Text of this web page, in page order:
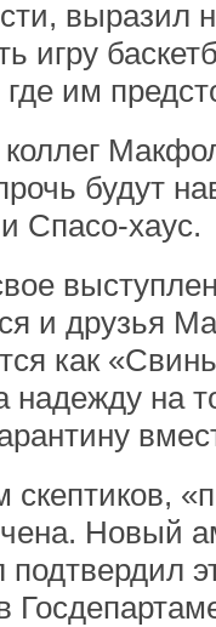
выразил
игру
им
будут
Спасо-хаус.
и друзья
как
надежду на
Новый